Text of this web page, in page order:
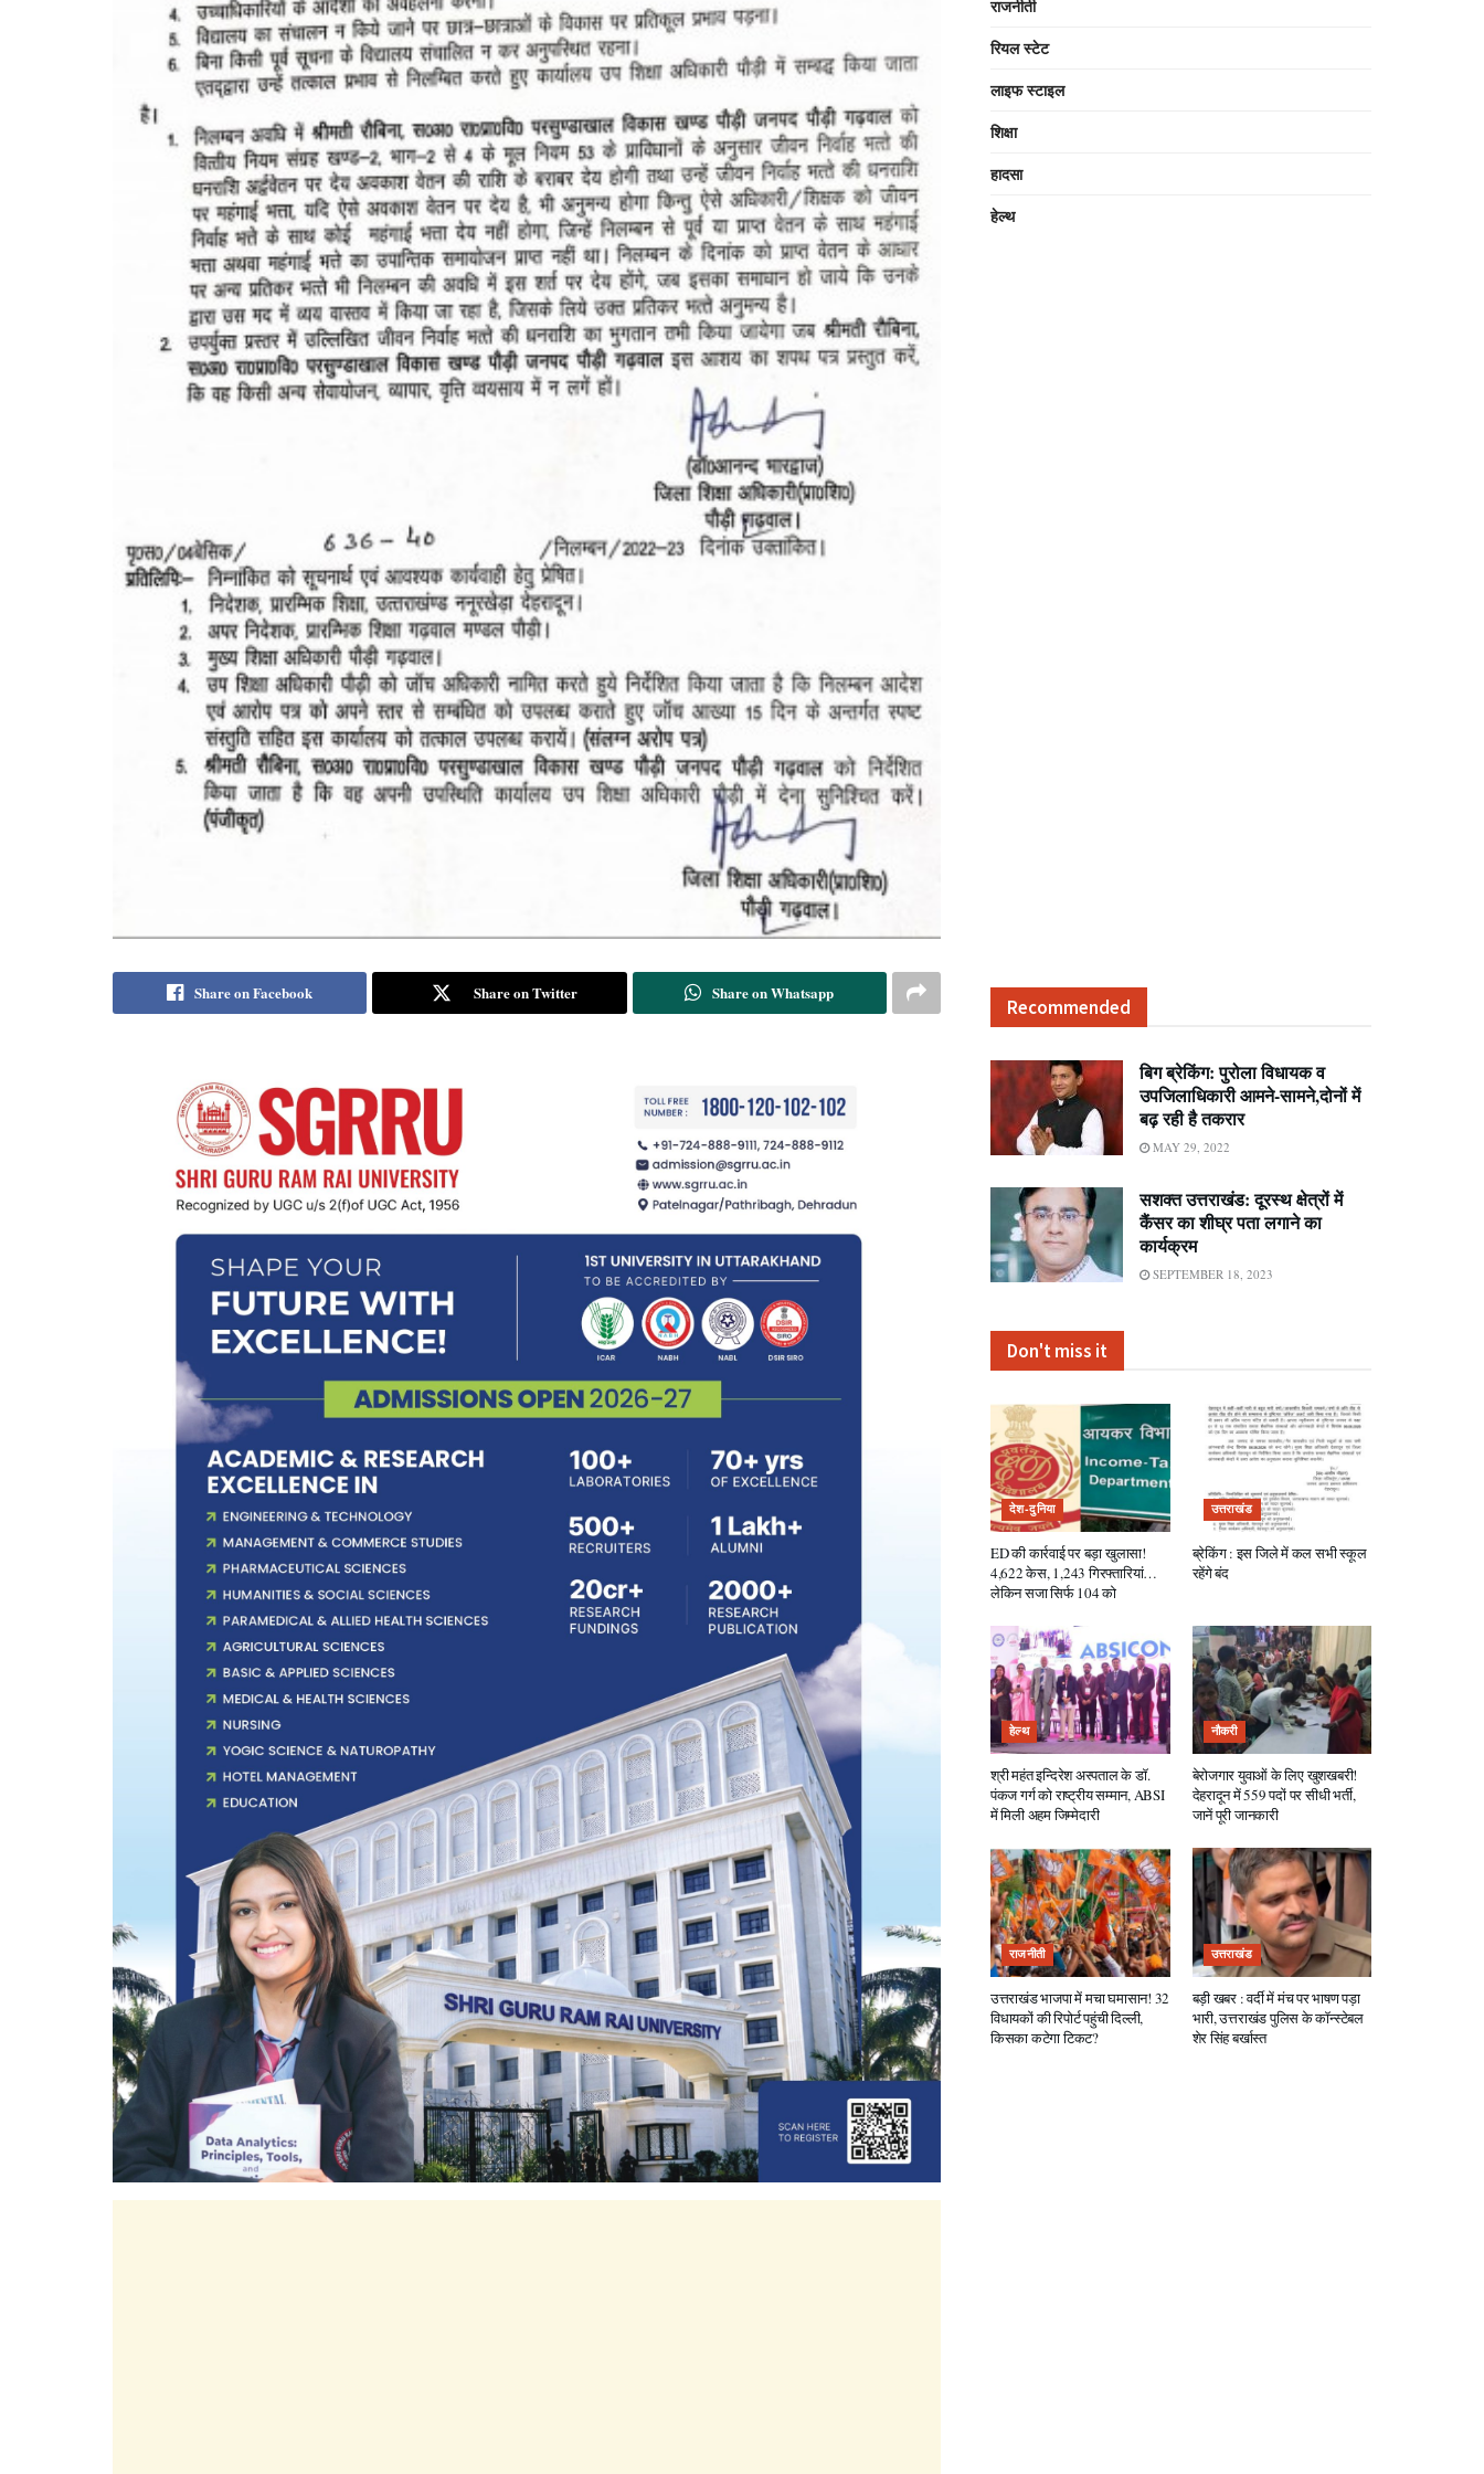
Share on Facebook Share on Twitter Share on Whatsapp
राजनीती
रियल स्टेट
लाइफ स्टाइल
शिक्षा
हादसा
हेल्थ
Recommended
बिग ब्रेकिंग: पुरोला विधायक व
उपजिलाधिकारी आमने-सामने,दोनों में
बढ़ रही है तकरार
MAY 29, 2022
सशक्त उत्तराखंड: दूरस्थ क्षेत्रों में
कैंसर का शीघ्र पता लगाने का
कार्यक्रम
SEPTEMBER 18, 2023
Don't miss it
देश-दुनिया
ED की कार्रवाई पर बड़ा खुलासा!
4,622 केस, 1,243 गिरफ्तारियां…
लेकिन सजा सिर्फ 104 को
उत्तराखंड
ब्रेकिंग : इस जिले में कल सभी स्कूल
रहेंगे बंद
हेल्थ
श्री महंत इन्दिरेश अस्पताल के डॉ.
पंकज गर्ग को राष्ट्रीय सम्मान, ABSI
में मिली अहम जिम्मेदारी
नौकरी
बेरोजगार युवाओं के लिए खुशखबरी!
देहरादून में 559 पदों पर सीधी भर्ती,
जानें पूरी जानकारी
राजनीती
उत्तराखंड भाजपा में मचा घमासान! 32
विधायकों की रिपोर्ट पहुंची दिल्ली,
किसका कटेगा टिकट?
उत्तराखंड
बड़ी खबर : वर्दी में मंच पर भाषण पड़ा
भारी, उत्तराखंड पुलिस के कॉन्स्टेबल
शेर सिंह बर्खास्त